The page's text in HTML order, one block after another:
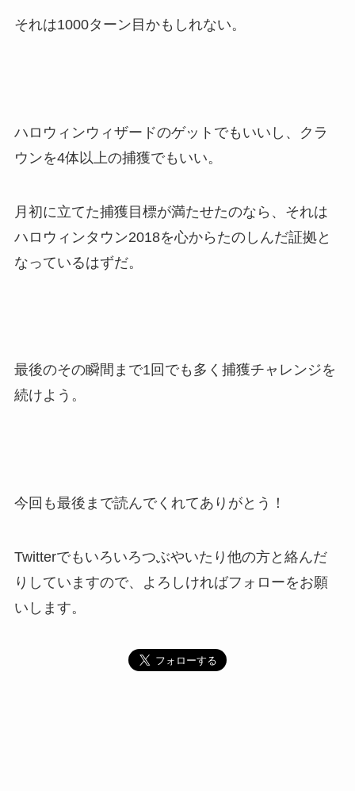
それは1000ターン目かもしれない。
ハロウィンウィザードのゲットでもいいし、クラ
ウンを4体以上の捕獲でもいい。
月初に立てた捕獲目標が満たせたのなら、それは
ハロウィンタウン2018を心からたのしんだ証拠と
なっているはずだ。
最後のその瞬間まで1回でも多く捕獲チャレンジを
続けよう。
今回も最後まで読んでくれてありがとう！
Twitterでもいろいろつぶやいたり他の方と絡んだ
りしていますので、よろしければフォローをお願
いします。